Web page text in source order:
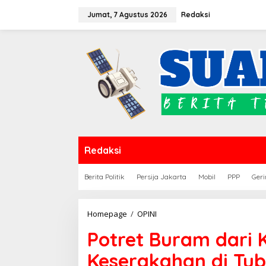
konten
Jumat, 7 Agustus 2026 Redaksi
Redaksi
Berita Politik Persija Jakarta Mobil PPP
Homepage / OPINI
dari
Kekuasaan
dan
Potret Buram dari
Keserakahan di